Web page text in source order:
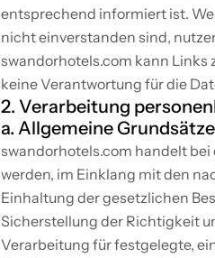
entsprechend informiert ist.
nicht einverstanden sind,
swandorhotels.com kann
keine Verantwortung für die
2. Verarbeitung
a. Allgemeine Grundsätze
swandorhotels.com handelt
werden, im Einklang mit den
Einhaltung der gesetzlichen
Sicherstellung der Richtigkeit
Verarbeitung für festgelegte,